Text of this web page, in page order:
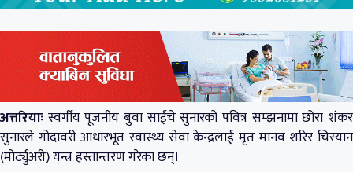
अत्तरियाः स्वर्गीय पूजनीय बुवा साईचे सुनारको पवित्र सम्झनामा छोरा शंकर
सुनारले गोदावरी आधारभूत स्वास्थ्य सेवा केन्द्रलाई मृत मानव शरिर चिस्यान
(मोर्ट्युअरी) यन्त्र हस्तान्तरण गरेका छन्।